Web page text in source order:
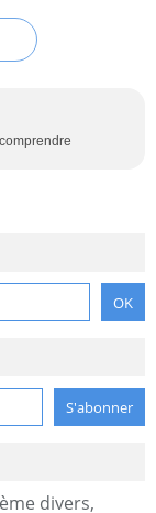
divers,